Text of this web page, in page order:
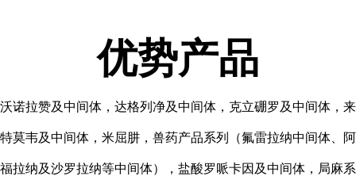
优势产品
沃诺拉赞及中间体，达格列净及中间体，克立硼罗及中间体，来
特莫韦及中间体，米屈肼，兽药产品系列（氟雷拉纳中间体、阿
福拉纳及沙罗拉纳等中间体），盐酸罗哌卡因及中间体，局麻系